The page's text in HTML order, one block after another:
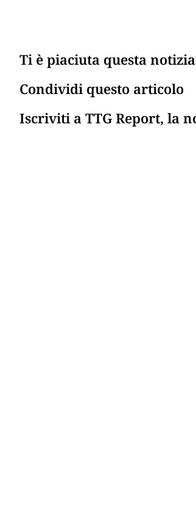
Ti è piaciuta questa
Condividi questo articolo
Iscriviti a TTG Report, la